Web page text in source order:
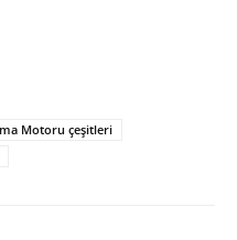
Motoru çeşitleri